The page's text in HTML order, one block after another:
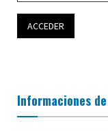
Informaciones